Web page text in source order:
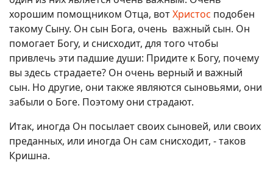
хорошим помощником Отца, вотХристос подобен
такому Сыну. Он сын Бога, очень важный сын. Он
помогает Богу, и снисходит, для того чтобы
привлечь эти падшие души: Придите к Богу, почему
вы здесь страдаете? Он очень верный и важный
сын. Но другие, они также являются сыновьями, они
забыли о Боге. Поэтому они страдают.
Итак, иногда Он посылает своих сыновей, или своих
преданных, или иногда Он сам снисходит, - таков
Кришна.